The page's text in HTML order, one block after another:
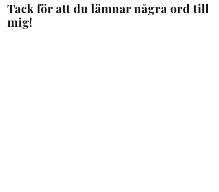
Tack för att du lämnar några ord till
mig!